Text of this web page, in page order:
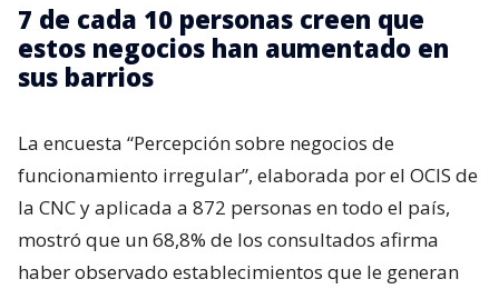
7 de cada 10 personas creen que
estos negocios han aumentado en
sus barrios
La encuesta “Percepción sobre negocios de
funcionamiento irregular”, elaborada por el OCIS de
la CNC y aplicada a 872 personas en todo el país,
mostró que un 68,8% de los consultados afirma
haber observado establecimientos que le generan